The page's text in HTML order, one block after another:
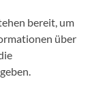
bereit, um
über